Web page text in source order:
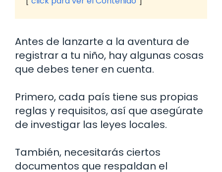
Antes de lanzarte a la aventura de
registrar a tu niño, hay algunas cosas
que debes tener en cuenta.
Primero, cada país tiene sus propias
reglas y requisitos, así que asegúrate
de investigar las leyes locales.
También, necesitarás ciertos
documentos que respaldan el